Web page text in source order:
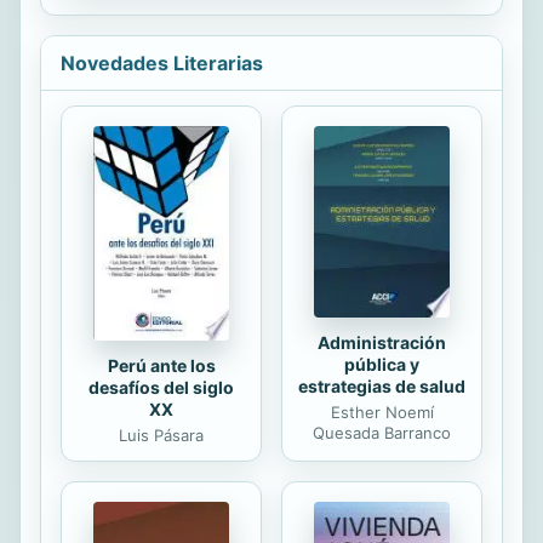
diferentes fenómenos que implican,
comportamiento social de los
individuos y de las empresas que
interactúan diariamente por
conseguir el mejor beneficio (para
los hogares) o la mejor utilidad (para
las empresas). En este sentido, la
Responsabilidad Social Empresarial
(RSE) es un factor tan determinante
en el ejercicio microeconómico de las
Novedades Literarias
Perú ante los
desafíos del siglo
XX
Luis Pásara
Administración
pública y
estrategias de salud
Esther Noemí
Quesada Barranco